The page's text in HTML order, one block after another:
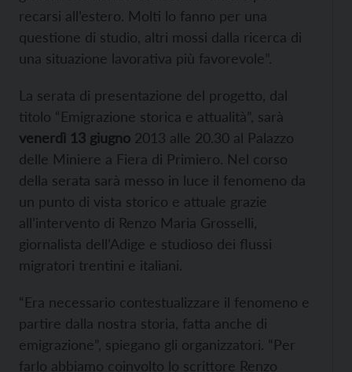
recarsi all’estero. Molti lo fanno per una
questione di studio, altri mossi dalla ricerca di
una situazione lavorativa più favorevole”.
La serata di presentazione del progetto, dal
titolo “Emigrazione storica e attualità”, sarà
venerdì 13 giugno 2013 alle 20.30 al Palazzo
delle Miniere a Fiera di Primiero. Nel corso
della serata sarà messo in luce il fenomeno da
un punto di vista storico e attuale grazie
all’intervento di Renzo Maria Grosselli,
giornalista dell’Adige e studioso dei ﬂussi
migratori trentini e italiani.
“Era necessario contestualizzare il fenomeno e
partire dalla nostra storia, fatta anche di
emigrazione”, spiegano gli organizzatori. “Per
farlo abbiamo coinvolto lo scrittore Renzo